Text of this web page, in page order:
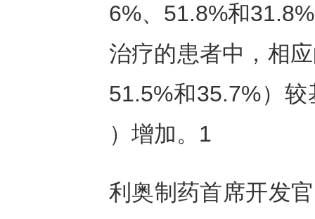
6%、51.8%和
治疗的患者中，相
51.5%和35.7%）
）增加。1
利奥制药首席开发